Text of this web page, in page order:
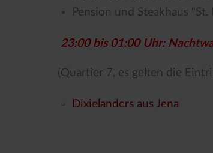
Pension und Steakhaus
23:00 bis 01:00 Uhr:
(Quartier 7, es gelten die
Dixielanders aus Jena